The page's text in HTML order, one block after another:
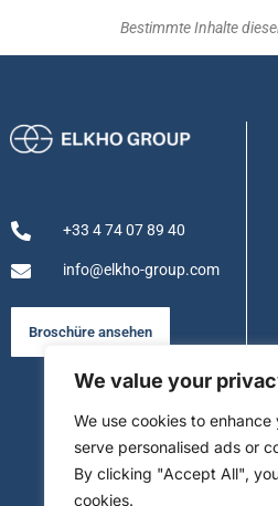
We value your
We use cookies to
serve personalised ads or
By clicking "Accept All",
cookies.
Bestimmte Inhalte
+33 4 74 07 89 40
info@elkho-group.com
Broschüre ansehen